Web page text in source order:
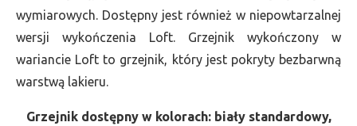
wymiarowych. Dostępny jest również w niepowtarzalnej
wersji wykończenia Loft. Grzejnik wykończony w
wariancie Loft to grzejnik, który jest pokryty bezbarwną
warstwą lakieru.
Grzejnik dostępny w kolorach: biały standardowy,